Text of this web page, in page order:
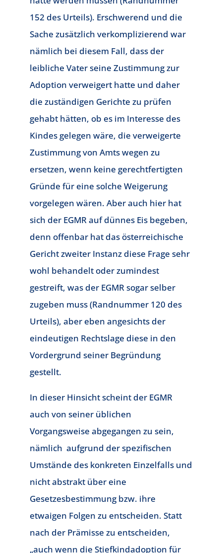
152 des Urteils). Erschwerend und die
Sache zusätzlich verkomplizierend war
nämlich bei diesem Fall, dass der
leibliche Vater seine Zustimmung zur
Adoption verweigert hatte und daher
die zuständigen Gerichte zu prüfen
gehabt hätten, ob es im Interesse des
Kindes gelegen wäre, die verweigerte
Zustimmung von Amts wegen zu
ersetzen, wenn keine gerechtfertigten
Gründe für eine solche Weigerung
vorgelegen wären. Aber auch hier hat
sich der EGMR auf dünnes Eis begeben,
denn offenbar hat das österreichische
Gericht zweiter Instanz diese Frage sehr
wohl behandelt oder zumindest
gestreift, was der EGMR sogar selber
zugeben muss (Randnummer 120 des
Urteils), aber eben angesichts der
eindeutigen Rechtslage diese in den
Vordergrund seiner Begründung
gestellt.
In dieser Hinsicht scheint der EGMR
auch von seiner üblichen
Vorgangsweise abgegangen zu sein,
nämlich aufgrund der spezifischen
Umstände des konkreten Einzelfalls und
nicht abstrakt über eine
Gesetzesbestimmung bzw. ihre
etwaigen Folgen zu entscheiden. Statt
nach der Prämisse zu entscheiden,
„auch wenn die Stiefkindadoption für